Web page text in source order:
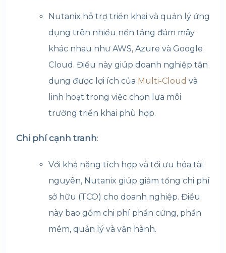
Nutanix hỗ trợ triển khai và quản lý ứng
dụng trên nhiều nền tảng đám mây
khác nhau như AWS, Azure và Google
Cloud. Điều này giúp doanh nghiệp tận
dụng được lợi ích của Multi-Cloud và
linh hoạt trong việc chọn lựa môi
trường triển khai phù hợp.
Chi phí cạnh tranh:
Với khả năng tích hợp và tối ưu hóa tài
nguyên, Nutanix giúp giảm tổng chi phí
sở hữu (TCO) cho doanh nghiệp. Điều
này bao gồm chi phí phần cứng, phần
mềm, quản lý và vận hành.